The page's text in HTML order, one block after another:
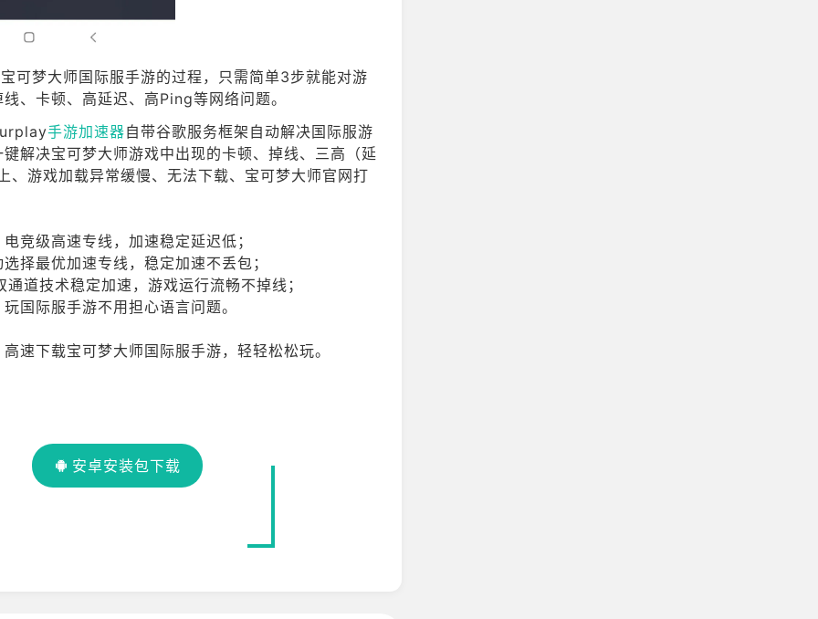
可梦大师国际服手游的过程，只需简单3步就能对游
、卡顿、高延迟、高Ping等网络问题。
手游加速器自带谷歌服务框架自动解决国际服游
解决宝可梦大师游戏中出现的卡顿、掉线、三高（延
、游戏加载异常缓慢、无法下载、宝可梦大师官网打
竞级高速专线，加速稳定延迟低；
择最优加速专线，稳定加速不丢包；
道技术稳定加速，游戏运行流畅不掉线；
国际服手游不用担心语言问题。
速下载宝可梦大师国际服手游，轻轻松松玩。
安卓安装包下载